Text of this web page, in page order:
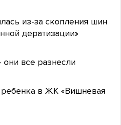
из-за скопления шин
дератизации»
все разнесли
в ЖК «Вишневая